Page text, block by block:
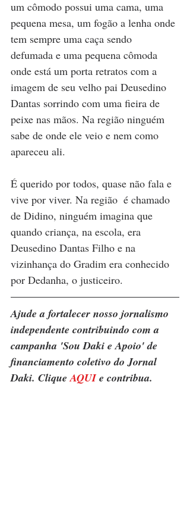
um cômodo possui uma cama, uma
pequena mesa, um fogão a lenha onde
tem sempre uma caça sendo
defumada e uma pequena cômoda
onde está um porta retratos com a
imagem de seu velho pai Deusedino
Dantas sorrindo com uma fieira de
peixe nas mãos. Na região ninguém
sabe de onde ele veio e nem como
apareceu ali.
É querido por todos, quase não fala e
vive por viver. Na região  é chamado
de Didino, ninguém imagina que
quando criança, na escola, era
Deusedino Dantas Filho e na
vizinhança do Gradim era conhecido
por Dedanha, o justiceiro.
Ajude a fortalecer nosso jornalismo
independente contribuindo com a
campanha 'Sou Daki e Apoio' de
financiamento coletivo do Jornal
Daki. Clique AQUI e contribua.